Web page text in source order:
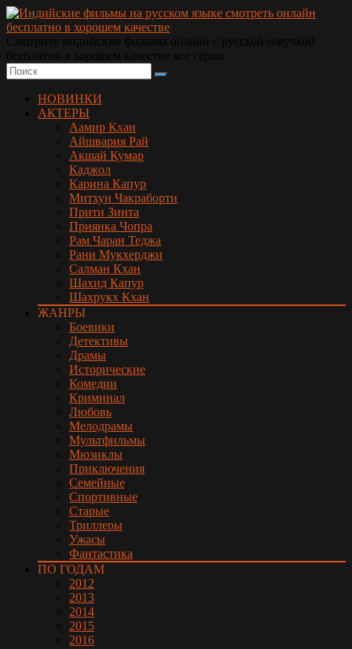
НОВИНКИ
АКТЕРЫ
Аамир Кхан
Айшвария Рай
Акшай Кумар
Каджол
Карина Капур
Митхун Чакраборти
Прити Зинта
Приянка Чопра
Рам Чаран Теджа
Рани Мукхерджи
Салман Кхан
Шахид Капур
Шахрукх Кхан
ЖАНРЫ
Боевики
Детективы
Драмы
Исторические
Комедии
Криминал
Любовь
Мелодрамы
Мультфильмы
Мюзиклы
Приключения
Семейные
Спортивные
Старые
Триллеры
Ужасы
Фантастика
ПО ГОДАМ
2012
2013
2014
2015
2016